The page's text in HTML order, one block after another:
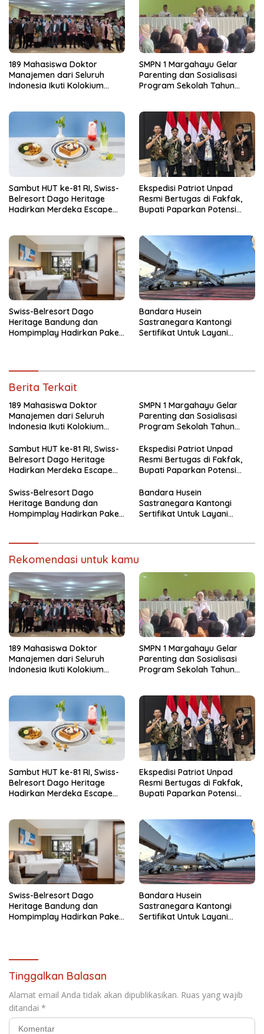
189 Mahasiswa Doktor
Manajemen dari Seluruh
Indonesia Ikuti Kolokium
SMPN 1 Margahayu Gelar
Parenting dan Sosialisasi
Program Sekolah Tahun
Sambut HUT ke-81 RI, Swiss-
Belresort Dago Heritage
Hadirkan Merdeka Escape
Ekspedisi Patriot Unpad
Resmi Bertugas di Fakfak,
Bupati Paparkan Potensi
Swiss-Belresort Dago
Heritage Bandung dan
Hompimplay Hadirkan Paket
Bandara Husein
Sastranegara Kantongi
Sertifikat Untuk Layani
Berita Terkait
189 Mahasiswa Doktor
Manajemen dari Seluruh
Indonesia Ikuti Kolokium
SMPN 1 Margahayu Gelar
Parenting dan Sosialisasi
Program Sekolah Tahun
Sambut HUT ke-81 RI, Swiss-
Belresort Dago Heritage
Hadirkan Merdeka Escape
Ekspedisi Patriot Unpad
Resmi Bertugas di Fakfak,
Bupati Paparkan Potensi
Swiss-Belresort Dago
Heritage Bandung dan
Hompimplay Hadirkan Paket
Bandara Husein
Sastranegara Kantongi
Sertifikat Untuk Layani
Rekomendasi untuk kamu
189 Mahasiswa Doktor
Manajemen dari Seluruh
Indonesia Ikuti Kolokium
SMPN 1 Margahayu Gelar
Parenting dan Sosialisasi
Program Sekolah Tahun
Sambut HUT ke-81 RI, Swiss-
Belresort Dago Heritage
Hadirkan Merdeka Escape
Ekspedisi Patriot Unpad
Resmi Bertugas di Fakfak,
Bupati Paparkan Potensi
Swiss-Belresort Dago
Heritage Bandung dan
Hompimplay Hadirkan Paket
Bandara Husein
Sastranegara Kantongi
Sertifikat Untuk Layani
Tinggalkan Balasan
Alamat email Anda tidak akan dipublikasikan. Ruas yang wajib
ditandai *